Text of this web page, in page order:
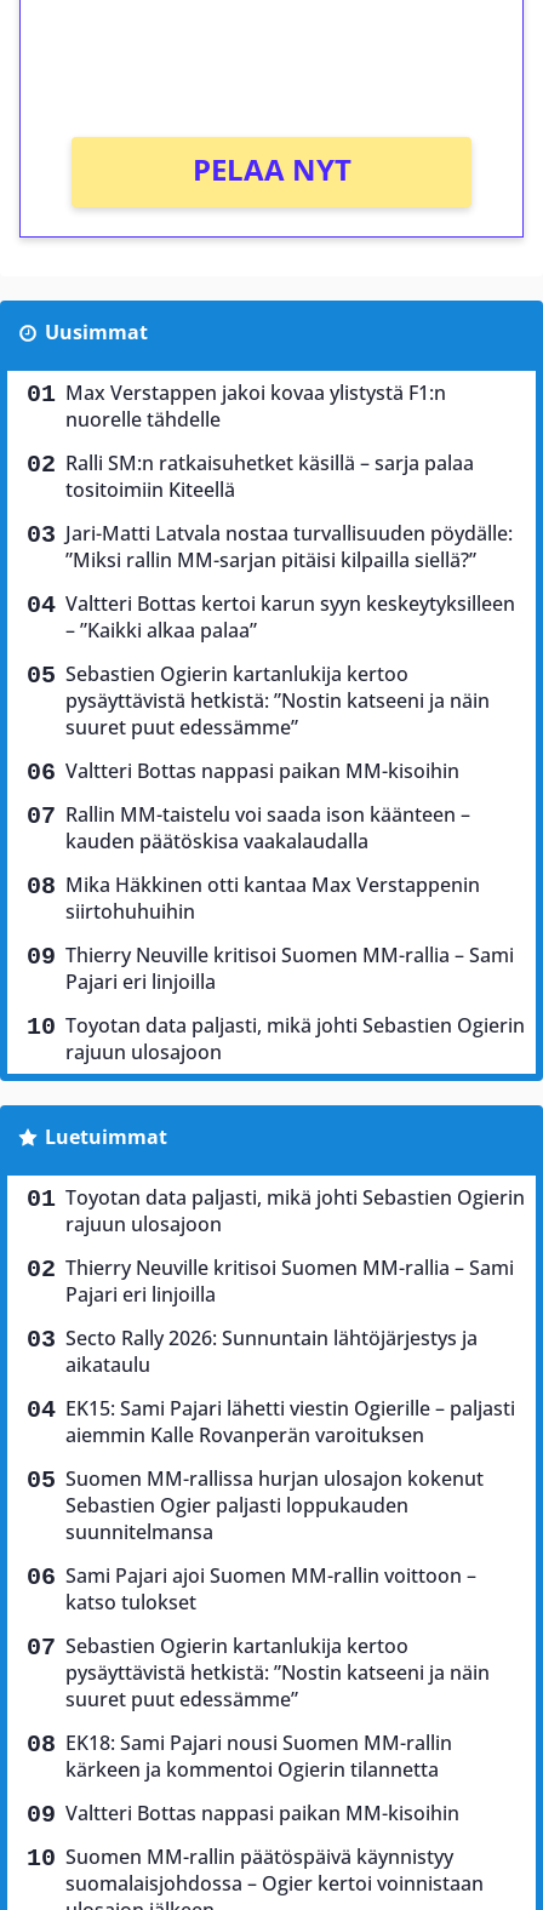
PELAA NYT
Uusimmat
Max Verstappen jakoi kovaa ylistystä F1:n
nuorelle tähdelle
Ralli SM:n ratkaisuhetket käsillä – sarja palaa
tositoimiin Kiteellä
Jari-Matti Latvala nostaa turvallisuuden pöydälle:
”Miksi rallin MM-sarjan pitäisi kilpailla siellä?”
Valtteri Bottas kertoi karun syyn keskeytyksilleen
– ”Kaikki alkaa palaa”
Sebastien Ogierin kartanlukija kertoo
pysäyttävistä hetkistä: ”Nostin katseeni ja näin
suuret puut edessämme”
Valtteri Bottas nappasi paikan MM-kisoihin
Rallin MM-taistelu voi saada ison käänteen –
kauden päätöskisa vaakalaudalla
Mika Häkkinen otti kantaa Max Verstappenin
siirtohuhuihin
Thierry Neuville kritisoi Suomen MM-rallia – Sami
Pajari eri linjoilla
Toyotan data paljasti, mikä johti Sebastien Ogierin
rajuun ulosajoon
Luetuimmat
Toyotan data paljasti, mikä johti Sebastien Ogierin
rajuun ulosajoon
Thierry Neuville kritisoi Suomen MM-rallia – Sami
Pajari eri linjoilla
Secto Rally 2026: Sunnuntain lähtöjärjestys ja
aikataulu
EK15: Sami Pajari lähetti viestin Ogierille – paljasti
aiemmin Kalle Rovanperän varoituksen
Suomen MM-rallissa hurjan ulosajon kokenut
Sebastien Ogier paljasti loppukauden
suunnitelmansa
Sami Pajari ajoi Suomen MM-rallin voittoon –
katso tulokset
Sebastien Ogierin kartanlukija kertoo
pysäyttävistä hetkistä: ”Nostin katseeni ja näin
suuret puut edessämme”
EK18: Sami Pajari nousi Suomen MM-rallin
kärkeen ja kommentoi Ogierin tilannetta
Valtteri Bottas nappasi paikan MM-kisoihin
Suomen MM-rallin päätöspäivä käynnistyy
suomalaisjohdossa – Ogier kertoi voinnistaan